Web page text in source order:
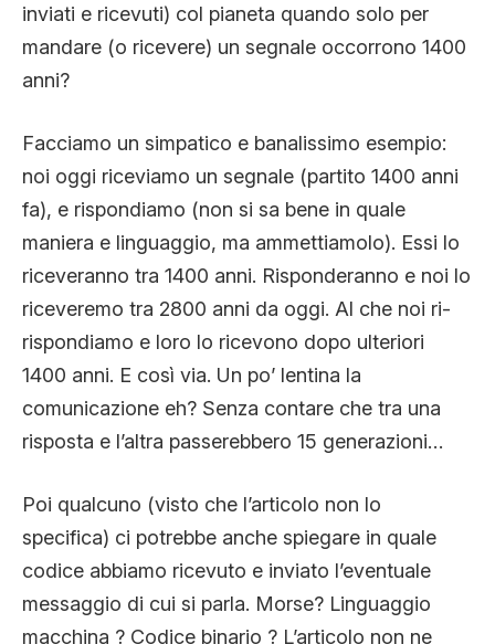
inviati e ricevuti) col pianeta quando solo per
mandare (o ricevere) un segnale occorrono 1400
anni?
Facciamo un simpatico e banalissimo esempio:
noi oggi riceviamo un segnale (partito 1400 anni
fa), e rispondiamo (non si sa bene in quale
maniera e linguaggio, ma ammettiamolo). Essi lo
riceveranno tra 1400 anni. Risponderanno e noi lo
riceveremo tra 2800 anni da oggi. Al che noi ri-
rispondiamo e loro lo ricevono dopo ulteriori
1400 anni. E così via. Un po’ lentina la
comunicazione eh? Senza contare che tra una
risposta e l’altra passerebbero 15 generazioni…
Poi qualcuno (visto che l’articolo non lo
specifica) ci potrebbe anche spiegare in quale
codice abbiamo ricevuto e inviato l’eventuale
messaggio di cui si parla. Morse? Linguaggio
macchina ? Codice binario ? L’articolo non ne